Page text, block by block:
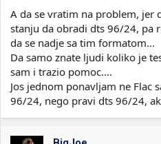
A da se vratim na problem, jer
stanju da obradi dts 96/24, pa
da se nadje sa tim formatom...
Da samo znate ljudi koliko je
sam i trazio pomoc....
Jos jednom ponavljam ne Flac
96/24, nego pravi dts 96/24,